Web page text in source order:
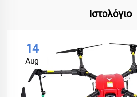
Ιστολόγιο
14
Aug